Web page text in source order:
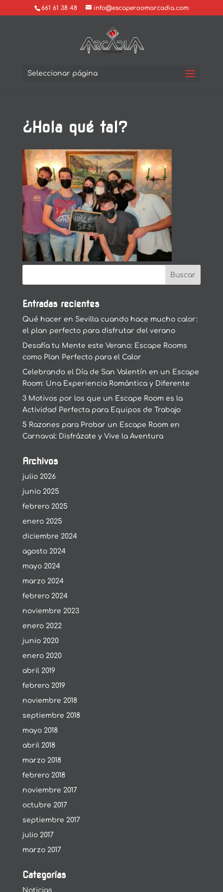
661 61 38 48 info@escaperoomarcadia.com
Seleccionar página
¿Hola qué tal?
Entradas recientes
Qué hacer en Sevilla cuando hace mucho calor:
el plan perfecto para disfrutar del verano
Desafía tu Mente este Verano: Escape Rooms
como Plan Perfecto para el Calor
Celebrando el Día de San Valentín en un Escape
Room: Una Experiencia Romántica y Diferente
3 Motivos por los que un Escape Room es la
Actividad Perfecta para Equipos de Trabajo
5 Razones para Probar un Escape Room en
Carnaval: Disfrázate y Vive la Aventura
Archivos
julio 2026
junio 2025
febrero 2025
enero 2025
diciembre 2024
agosto 2024
mayo 2024
marzo 2024
febrero 2024
noviembre 2023
enero 2022
junio 2020
enero 2020
abril 2019
febrero 2019
noviembre 2018
septiembre 2018
mayo 2018
abril 2018
marzo 2018
febrero 2018
noviembre 2017
octubre 2017
septiembre 2017
julio 2017
marzo 2017
Categorías
Noticias